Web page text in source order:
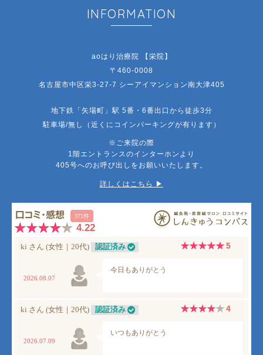
INFORMATION
aoはり治療院 【栄院】
〒460-0008
名古屋市中区栄3-27-7 シーアイマンション南大津405
地下鉄「矢場町」駅 5番・6番出口から徒歩3分
駐車場/無し（近くにコインパーキングが有ります）
※ご来院の際
1階エントランスのインターホンより
405号へのお呼び出しをお願いいたします。
詳しくはこちら ▶︎